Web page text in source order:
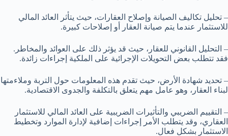
– تحليل تكاليف الصيانة وإصلاح العقارات، حيث يتأثر العائد المالي
للاستثمار عندما يتم صيانة العقار أو إصلاحات كبيرة.
– التحليل القانوني للعقار، حيث قد يؤثر ذلك على العوائد والمخاطر.
فقد تتطلب بعض التحويلات الإجرائية على الملكية إجراءات زائدة.
– تحديد شهادة الأرض، حيث تقدم هذه المعلومات حول التربة وملاءمتها
لبناء العقار، وهو عامل مهم يتعلق بالتكلفة والجدوى الاقتصادية.
– التقييم الضريبي والتأثيرات الضريبية على العائد المالي للاستثمار
العقاري، وقد يتطلب الأمر إجراءات إضافية لإدارة الموارد وتخطيط
الاستثمار بشكل فعال.